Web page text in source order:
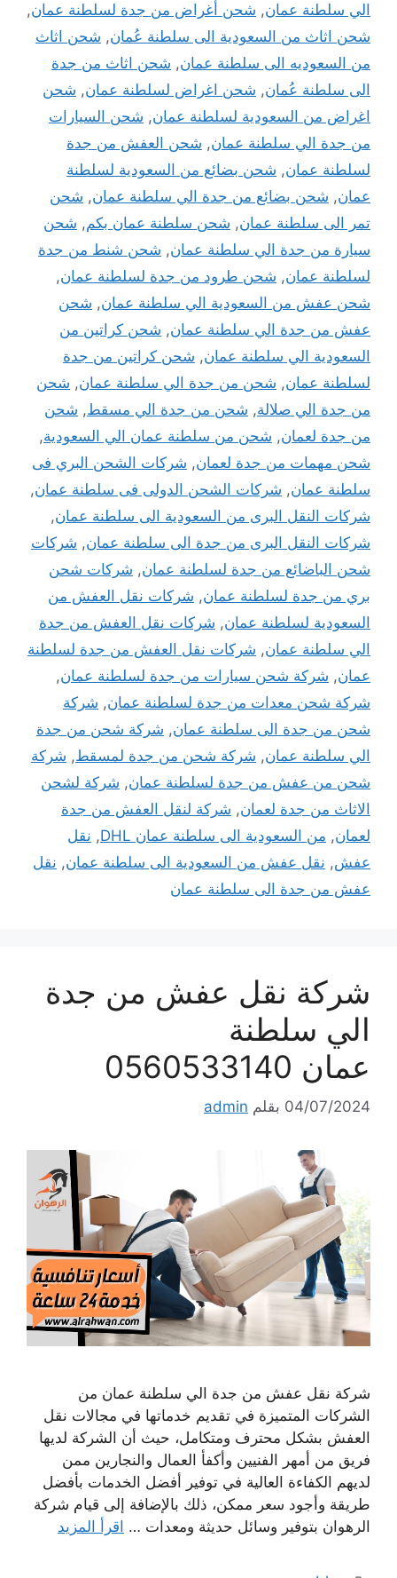
الي سلطنة عمان, شحن أغراض من جدة لسلطنة عمان,
شحن اثاث من السعودية الى سلطنة عُمان, شحن اثاث
من السعوديه الى سلطنة عمان, شحن اثاث من جدة
الى سلطنة عُمان, شحن اغراض لسلطنة عمان, شحن
اغراض من السعودية لسلطنة عمان, شحن السيارات
من جدة الي سلطنة عمان, شحن العفش من جدة
لسلطنة عمان, شحن بضائع من السعودية لسلطنة
عمان, شحن بضائع من جدة الي سلطنة عمان, شحن
تمر الى سلطنة عمان, شحن سلطنة عمان بكم, شحن
سيارة من جدة الي سلطنة عمان, شحن شنط من جدة
لسلطنة عمان, شحن طرود من جدة لسلطنة عمان,
شحن عفش من السعودية الي سلطنة عمان, شحن
عفش من جدة الي سلطنة عمان, شحن كراتين من
السعودية الي سلطنة عمان, شحن كراتين من جدة
لسلطنة عمان, شحن من جدة الي سلطنة عمان, شحن
من جدة الي صلالة, شحن من جدة الي مسقط, شحن
من جدة لعمان, شحن من سلطنة عمان الي السعودية,
شحن مهمات من جدة لعمان, شركات الشحن البري فى
سلطنة عمان, شركات الشحن الدولى فى سلطنة عمان,
شركات النقل البرى من السعودية الى سلطنة عمان,
شركات النقل البرى من جدة الى سلطنة عمان, شركات
شحن الباضائع من جدة لسلطنة عمان, شركات شحن
بري من جدة لسلطنة عمان, شركات نقل العفش من
السعودية لسلطنة عمان, شركات نقل العفش من جدة
الي سلطنة عمان, شركات نقل العفش من جدة لسلطنة
عمان, شركة شحن سيارات من جدة لسلطنة عمان,
شركة شحن معدات من جدة لسلطنة عمان, شركة
شحن من جدة الى سلطنة عمان, شركة شحن من جدة
الي سلطنة عمان, شركة شحن من جدة لمسقط, شركة
شحن من عفش من جدة لسلطنة عمان, شركة لشحن
الاثاث من جدة لعمان, شركة لنقل العفش من جدة
لعمان, من السعودية الى سلطنة عمان DHL , نقل
عفش, نقل عفش من السعودية الى سلطنة عمان, نقل
عفش من جدة الى سلطنة عمان
شركة نقل عفش من جدة
الي سلطنة
عمان 0560533140
04/07/2024 بقلم admin
شركة نقل عفش من جدة الي سلطنة عمان من
الشركات المتميزة في تقديم خدماتها في مجالات نقل
العفش بشكل محترف ومتكامل، حيث أن الشركة لديها
فريق من أمهر الفنيين وأكفأ العمال والنجارين ممن
لديهم الكفاءة العالية في توفير أفضل الخدمات بأفضل
طريقة وأجود سعر ممكن، ذلك بالإضافة إلى قيام شركة
الرهوان بتوفير وسائل حديثة ومعدات … اقرأ المزيد